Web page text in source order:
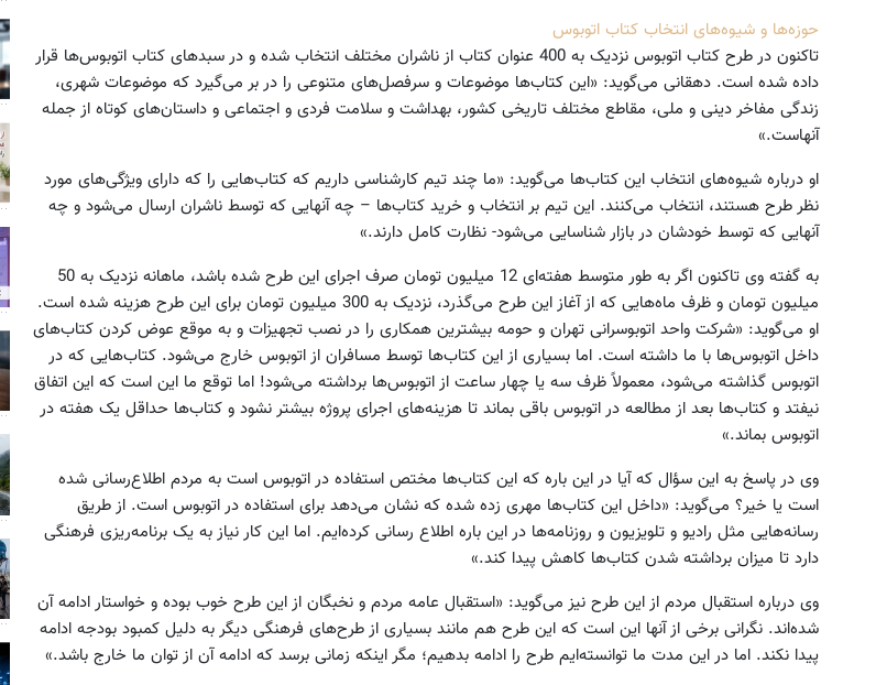
حوزه‌ها و شیوه‌های انتخاب کتاب اتوبوس
تا‌کنون در طرح کتاب اتوبوس نزدیک به 400 عنوان کتاب از ناشران مختلف انتخاب شده و در سبدهای کتاب اتوبوس‌ها قرار
داده شده است. دهقانی می‌گوید: «این کتاب‌ها موضوعات و سرفصل‌های متنوعی را در بر می‌گیرد که موضوعات شهری،
زندگی مفاخر دینی و ملی، مقاطع مختلف تاریخی کشور، بهداشت و سلامت فردی و اجتماعی و داستان‌های کوتاه از جمله
آنهاست.»
او درباره شیوه‌های انتخاب این کتاب‌ها می‌گوید: «ما چند تیم کارشناسی داریم که کتاب‌هایی را که دارای ویژگی‌های مورد
نظر طرح هستند، انتخاب می‌کنند. این تیم بر انتخاب و خرید کتاب‌ها – چه آنهایی که توسط ناشران ارسال می‌شود و چه
آنهایی که توسط خودشان در بازار شناسایی می‌شود- نظارت کامل دارند.»
به گفته وی تاکنون اگر به طور متوسط هفته‌ای 12 میلیون تومان صرف اجرای این طرح شده باشد، ماهانه نزدیک به 50
میلیون تومان و ظرف ماه‌هایی که از آغاز این طرح می‌گذرد، نزدیک به 300 میلیون تومان برای این طرح هزینه شده است.
او می‌گوید: «شرکت واحد اتوبوسرانی تهران و حومه بیشترین همکاری را در نصب تجهیزات و به موقع عوض کردن کتاب‌های
داخل اتوبوس‌ها با ما داشته است. اما بسیاری از این کتاب‌ها توسط مسافران از اتوبوس خارج می‌شود. کتاب‌هایی که در
اتوبوس گذاشته می‌شود، معمولاً ظرف سه یا چهار ساعت از اتوبوس‌ها برداشته می‌شود! اما توقع ما این است که این اتفاق
نیفتد و کتاب‌ها بعد از مطالعه در اتوبوس باقی بماند تا هزینه‌های اجرای پروژه بیشتر نشود و کتاب‌ها حداقل یک هفته در
اتوبوس بماند.»
وی در پاسخ به این سؤال که آیا در این باره که این کتاب‌ها مختص استفاده در اتوبوس است به مردم اطلاع‌رسانی شده
است یا خیر؟ می‌گوید: «داخل این کتاب‌ها مهری زده شده که نشان می‌دهد برای استفاده در اتوبوس است. از طریق
رسانه‌هایی مثل رادیو و تلویزیون و روزنامه‌ها در این باره اطلاع رسانی کرده‌ایم. اما این کار نیاز به یک برنامه‌ریزی فرهنگی
دارد تا میزان برداشته شدن کتاب‌ها کاهش پیدا کند.»
وی درباره استقبال مردم از این طرح نیز می‌گوید: «استقبال عامه مردم و نخبگان از این طرح خوب بوده و خواستار ادامه آن
شده‌اند. نگرانی برخی از آنها این است که این طرح هم مانند بسیاری از طرح‌های فرهنگی دیگر به دلیل کمبود بودجه ادامه
پیدا نکند. اما در این مدت ما توانسته‌ایم طرح را ادامه بدهیم؛ مگر اینکه زمانی برسد که ادامه آن از توان ما خارج باشد.»